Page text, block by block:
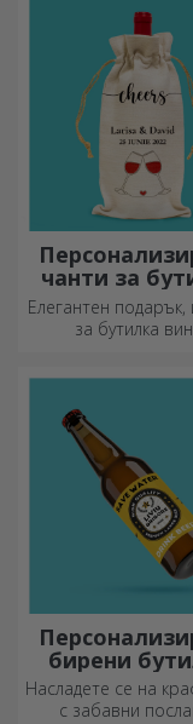
чанти за
вино
Елегантен подарък,
за бутилка
бирени
Насладете се на
с забавни